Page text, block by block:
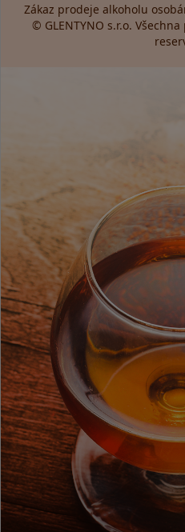
Zákaz prodeje alkoholu
© GLENTYNO s.r.o.